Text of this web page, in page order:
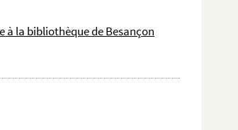
à la bibliothèque de Besançon